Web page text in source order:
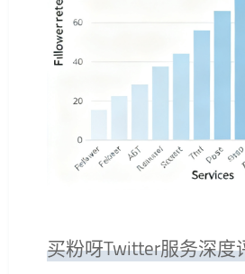
买粉呀Twitter服务深度